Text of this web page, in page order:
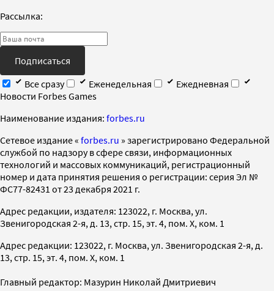
Рассылка:
Подписаться
Все сразу
Еженедельная
Ежедневная
Новости Forbes Games
Наименование издания: forbes.ru
Cетевое издание « forbes.ru » зарегистрировано Федеральной
службой по надзору в сфере связи, информационных
технологий и массовых коммуникаций, регистрационный
номер и дата принятия решения о регистрации: серия Эл №
ФС77-82431 от 23 декабря 2021 г.
Адрес редакции, издателя: 123022, г. Москва, ул.
Звенигородская 2-я, д. 13, стр. 15, эт. 4, пом. X, ком. 1
Адрес редакции: 123022, г. Москва, ул. Звенигородская 2-я, д.
13, стр. 15, эт. 4, пом. X, ком. 1
Главный редактор: Мазурин Николай Дмитриевич